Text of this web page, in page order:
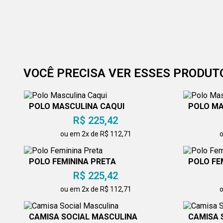
VOCÊ PRECISA VER ESSES
POLO MASCULINA CAQUI
R$ 225,42
ou em 2x de R$ 112,71
POLO
POLO FEMININA PRETA
R$ 225,42
ou em 2x de R$ 112,71
POLO
CAMISA SOCIAL MASCULINA CAMISA